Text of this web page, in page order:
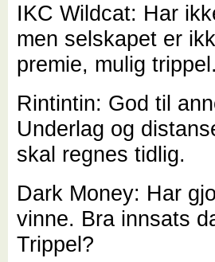
IKC Wildcat: Har
men selskapet er
premie, mulig trippel.
Rintintin: God til
Underlag og
skal regnes tidlig.
Dark Money: Har
vinne. Bra innsats
Trippel?